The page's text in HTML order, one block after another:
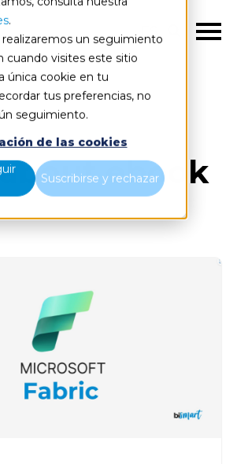
.
realizaremos un seguimiento
cuando visites este sitio
única cookie en tu
tus preferencias, no
seguimiento.
de las cookies
Suscribirse y rechazar
ES
artículos
ebook